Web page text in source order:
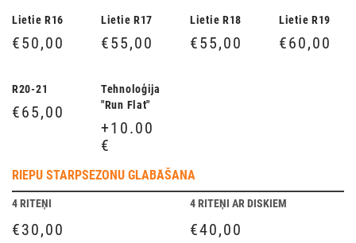
Lietie R16
€50,00
Lietie R17
€55,00
Lietie R18
€55,00
Lietie R19
€60,00
R20-21
€65,00
Tehnoloģija
"Run Flat"
+10.00
€
RIEPU STARPSEZONU GLABĀŠANA
4 RITEŅI
€30,00
4 RITEŅI AR DISKIEM
€40,00